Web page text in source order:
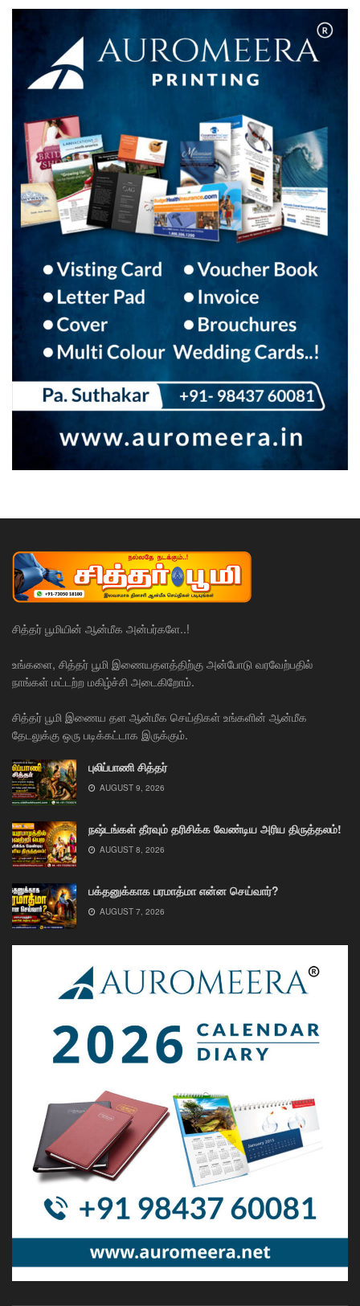
சித்தர் பூமியின் ஆன்மீக அன்பர்களே..!
உங்களை, சித்தர் பூமி இணையதளத்திற்கு அன்போடு வரவேற்பதில்
நாங்கள் மட்டற்ற மகிழ்ச்சி அடைகிறோம்.
சித்தர் பூமி இணைய தள ஆன்மீக செய்திகள் உங்களின் ஆன்மீக
தேடலுக்கு ஒரு படிக்கட்டாக இருக்கும்.
புலிப்பாணி சித்தர்
AUGUST 9, 2026
நஷ்டங்கள் தீரவும் தரிசிக்க வேண்டிய அரிய திருத்தலம்!
AUGUST 8, 2026
பக்தனுக்காக பரமாத்மா என்ன செய்வார்?
AUGUST 7, 2026